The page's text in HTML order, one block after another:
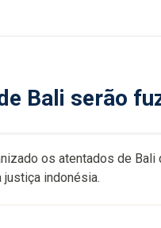
Bali serão
os atentados de
justiça indonésia.